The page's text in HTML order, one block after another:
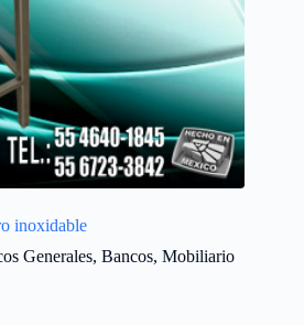
inoxidable
Generales, Bancos, Mobiliario